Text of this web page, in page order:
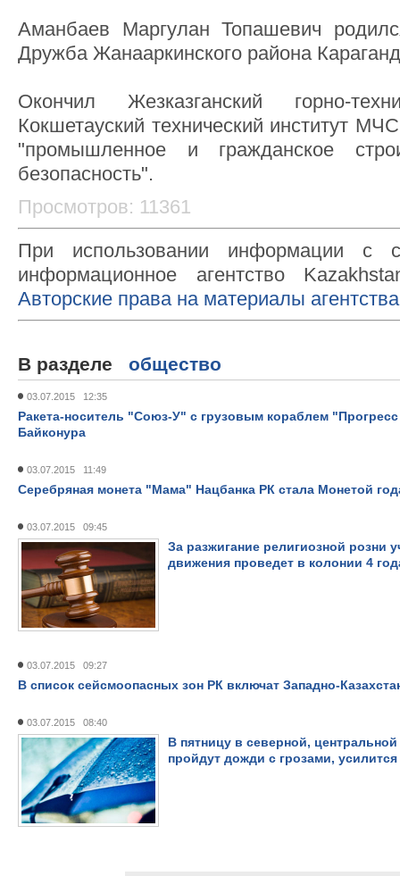
Аманбаев Маргулан Топашевич
Дружба Жанааркинского района
Окончил Жезказганский горно-
Кокшетауский технический институт
"промышленное и гражданское
безопасность".
Просмотров: 11361
При использовании информации с
информационное агентство
Авторские права на материалы
В разделе общество
03.07.2015 12:35
Ракета-носитель "Союз-У" с грузовым кораблем
Байконура
03.07.2015 11:49
Серебряная монета "Мама" Нацбанка РК стала Монетой
03.07.2015 09:45
За разжигание религиозной розни
движения проведет в колонии 4
03.07.2015 09:27
В список сейсмоопасных зон РК включат Западно-
03.07.2015 08:40
В пятницу в северной,
пройдут дожди с грозами, усилится